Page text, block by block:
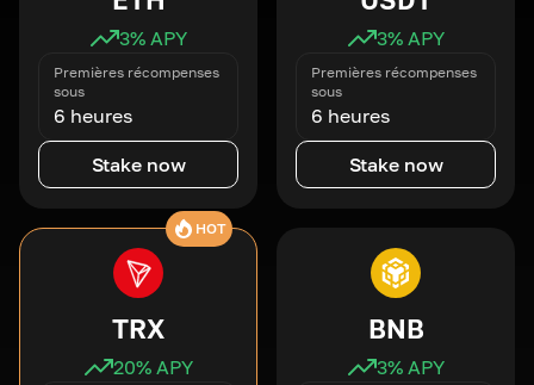
3% APY
Premières récompenses
sous
6 heures
Stake now
3% APY
Premières récompenses
sous
6 heures
Stake now
HOT
TRX
20% APY
BNB
3% APY